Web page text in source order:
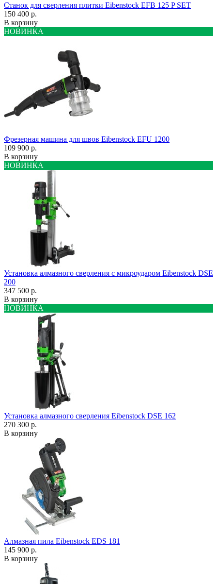
Станок для сверления плитки Eibenstock EFB 125 P SET
150 400 р.
В корзину
НОВИНКА
Фрезерная машина для швов Eibenstock EFU 1200
109 900 р.
В корзину
НОВИНКА
Установка алмазного сверления с микроударом Eibenstock DSE
200
347 500 р.
В корзину
НОВИНКА
Установка алмазного сверления Eibenstock DSE 162
270 300 р.
В корзину
Алмазная пила Eibenstock EDS 181
145 900 р.
В корзину